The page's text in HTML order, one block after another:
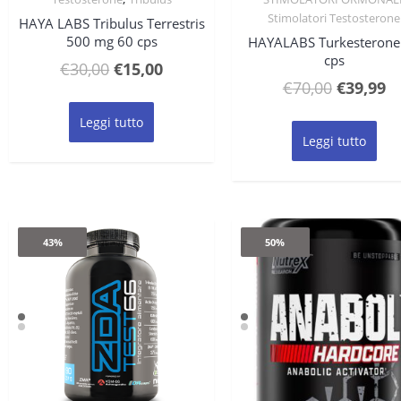
HAYA LABS Tribulus Terrestris
500 mg 60 cps
€30,00 Il
originale
era:
€15,00Il
Leggi tutto
Stimolatori Testosterone
HAYALABS
cps
€70,00 Il
originale
era:
€39,99Il
Leggi tutto
43% 50%